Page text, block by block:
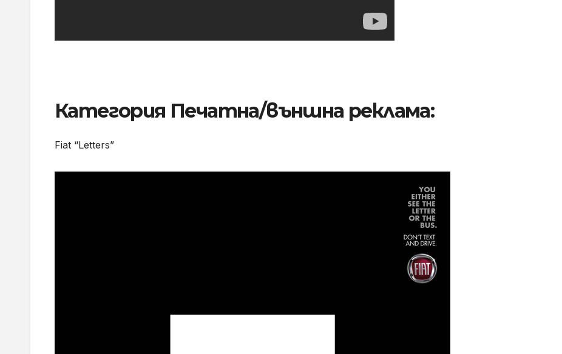
Категория Печатна/външна реклама:
Fiat “Letters”